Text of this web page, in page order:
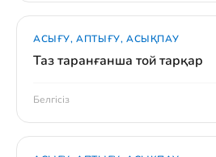
АСЫҒУ, АПТЫҒУ, АСЫҚПАУ
Таз таранғанша той тарқар
Белгісіз